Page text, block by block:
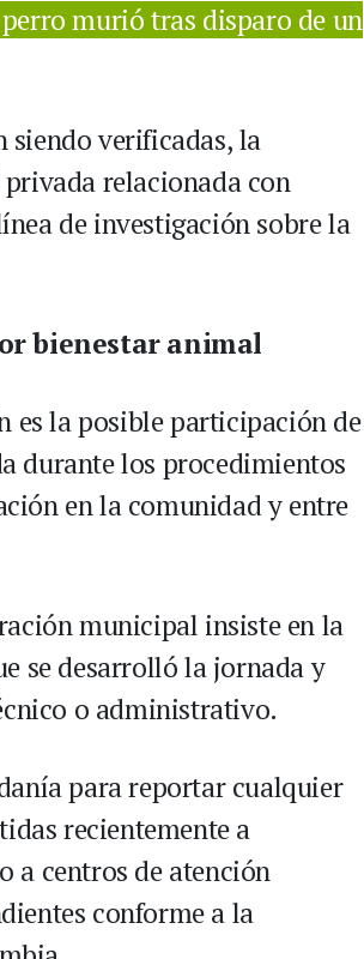
murió tras disparo de un
siendo verificadas, la
relacionada con
de investigación sobre la
bienestar animal
es la posible participación de
durante los procedimientos
en la comunidad y entre
municipal insiste en la
se desarrolló la jornada y
o administrativo.
para reportar cualquier
recientemente a
a centros de atención
conforme a la